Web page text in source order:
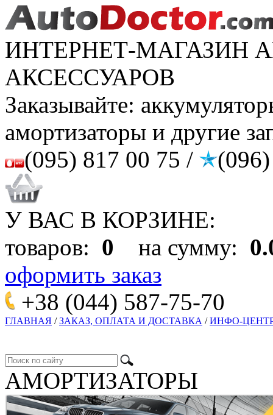
ИНТЕРНЕТ-МАГАЗИН
АКСЕССУАРОВ
Заказывайте:
амортизаторы и другие
(095) 817 00 75 /
У ВАС В КОРЗИНЕ:
товаров: 0 на сумму:
оформить заказ
+38 (044) 587-75-70
ГЛАВНАЯ / ЗАКАЗ, ОПЛАТА И ДОСТАВКА / ИНФО-
АМОРТИЗАТОРЫ